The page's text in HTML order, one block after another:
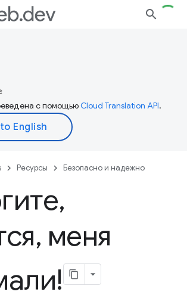
с помощьюCloud Translation API.
Ресурсы Безопасно и надежно
,
, меня